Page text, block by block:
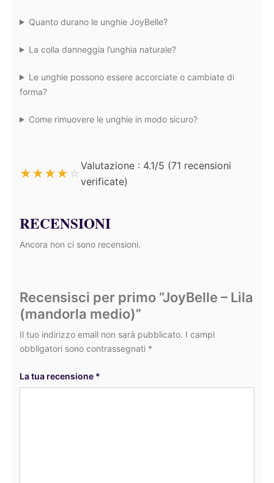
Quanto durano le unghie JoyBelle?
La colla danneggia l’unghia naturale?
Le unghie possono essere accorciate o cambiate di
forma?
Come rimuovere le unghie in modo sicuro?
★★★★ ☆
Valutazione : 4.1/5 (71 recensioni
verificate)
RECENSIONI
Ancora non ci sono recensioni.
Recensisci per primo “JoyBelle – Lila
(mandorla medio)”
Il tuo indirizzo email non sarà pubblicato. I campi
obbligatori sono contrassegnati *
La tua recensione *